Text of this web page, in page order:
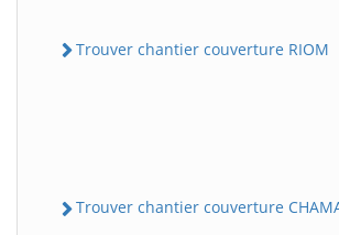
Trouver chantier couverture RIOM
Trouver chantier couverture